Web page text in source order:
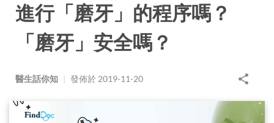
進行「磨牙」的程序嗎？
「磨牙」安全嗎？
醫生話你知 | 發佈於 2019-11-20